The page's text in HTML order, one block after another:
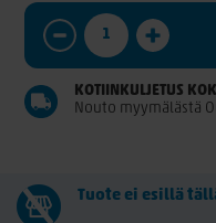
KOTIINKULJETUS
Nouto myymälästä
Tuote ei esillä